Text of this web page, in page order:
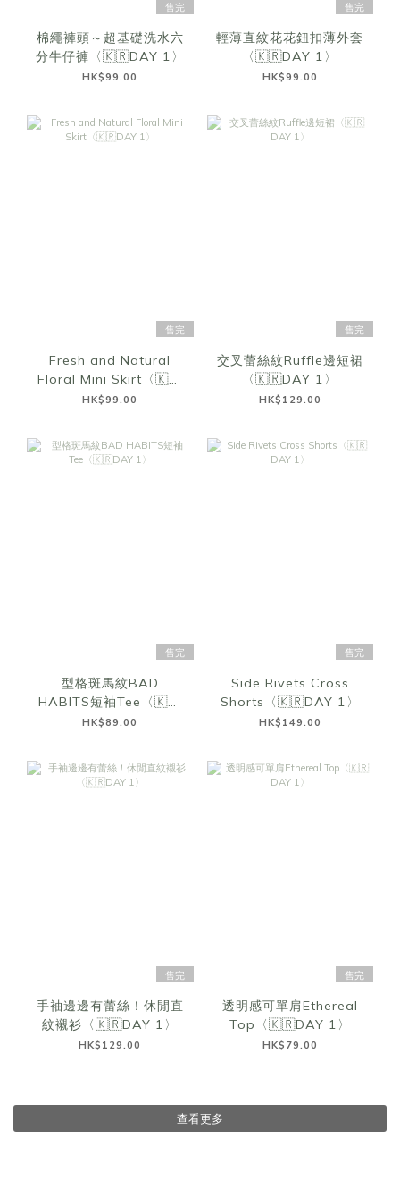
售完
棉繩褲頭～超基礎洗水六
分牛仔褲〈🇰🇷DAY 1〉
HK$99.00
售完
輕薄直紋花花鈕扣薄外套
〈🇰🇷DAY 1〉
HK$99.00
售完
Fresh and Natural
Floral Mini Skirt〈🇰🇷
DAY 1〉
HK$99.00
售完
交叉蕾絲紋Ruffle邊短裙
〈🇰🇷DAY 1〉
HK$129.00
售完
型格斑馬紋BAD
HABITS短袖Tee〈🇰🇷
DAY 1〉
HK$89.00
售完
Side Rivets Cross
Shorts〈🇰🇷DAY 1〉
HK$149.00
售完
手袖邊邊有蕾絲！休閒直
紋襯衫〈🇰🇷DAY 1〉
HK$129.00
售完
透明感可單肩Ethereal
Top〈🇰🇷DAY 1〉
HK$79.00
查看更多